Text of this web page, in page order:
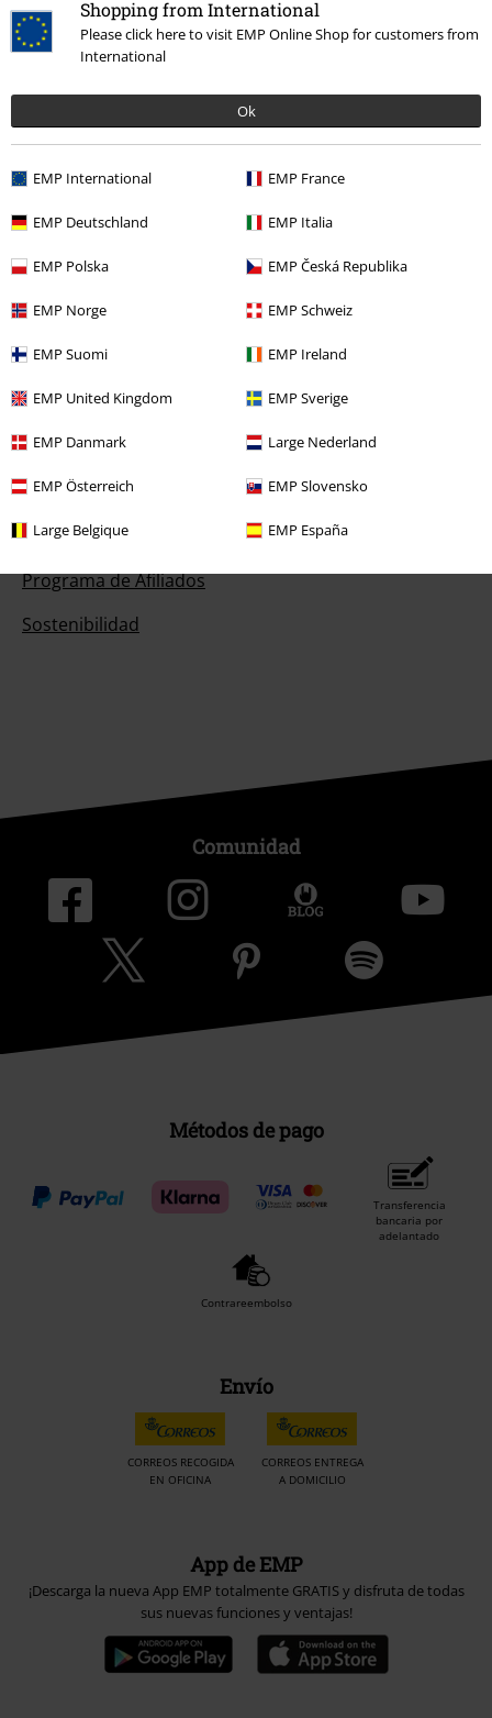
Shopping from International
Please click here to visit EMP Online Shop for customers from
International
Ok
EMP International EMP France
EMP Deutschland EMP Italia
EMP Polska EMP Česká Republika
EMP Norge EMP Schweiz
EMP Suomi EMP Ireland
EMP United Kingdom EMP Sverige
EMP Danmark Large Nederland
EMP Österreich EMP Slovensko
Large Belgique EMP España
Información de tallas generales
Cancelar mi membresía BSC
Descuentos para ti
Concursos
Cheques Regalo
Descuento para estudiantes
EMP Backstage Club
Sobre EMP
EMP Eventos
Programa de Afiliados
Sostenibilidad
Comunidad
Métodos de pago
Transferencia
bancaria por
adelantado
Contrareembolso
Envío
CORREOS RECOGIDA
EN OFICINA
CORREOS ENTREGA
A DOMICILIO
App de EMP
¡Descarga la nueva App EMP totalmente GRATIS y disfruta de todas
sus nuevas funciones y ventajas!